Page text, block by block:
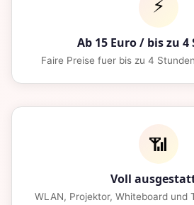
⚡
Ab 15 Euro / bis zu
Faire Preise fuer bis zu 4
📶
Voll
WLAN, Projektor, Whiteboard und